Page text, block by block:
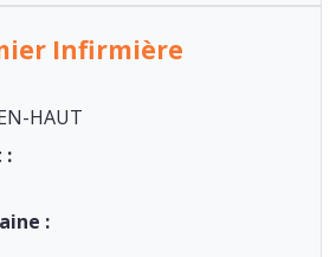
Infirmière
HAUT
:
: